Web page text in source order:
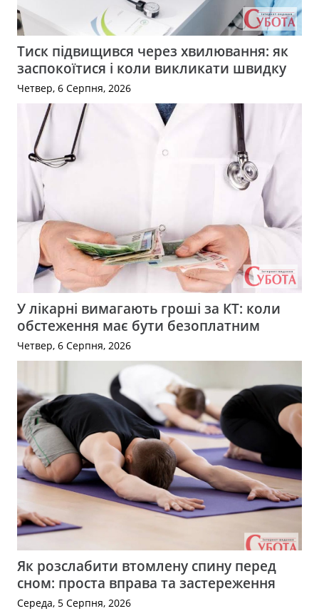
Тиск підвищився через хвилювання: як
заспокоїтися і коли викликати швидку
Четвер, 6 Серпня, 2026
У лікарні вимагають гроші за КТ: коли
обстеження має бути безоплатним
Четвер, 6 Серпня, 2026
Як розслабити втомлену спину перед
сном: проста вправа та застереження
Середа, 5 Серпня, 2026